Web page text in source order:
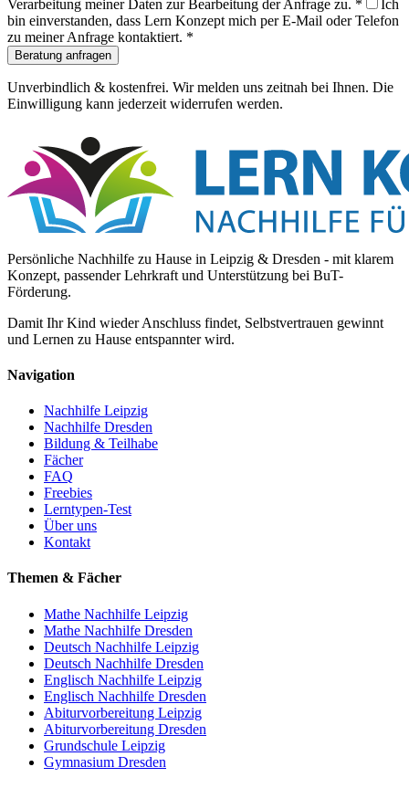
Verarbeitung meiner Daten zur Bearbeitung der Anfrage zu. *
Ich
bin einverstanden, dass Lern Konzept mich per E-Mail oder Telefon
zu meiner Anfrage kontaktiert. *
Beratung anfragen
Unverbindlich & kostenfrei. Wir melden uns zeitnah bei Ihnen. Die
Einwilligung kann jederzeit widerrufen werden.
Persönliche Nachhilfe zu Hause in Leipzig & Dresden - mit klarem
Konzept, passender Lehrkraft und Unterstützung bei BuT-
Förderung.
Damit Ihr Kind wieder Anschluss findet, Selbstvertrauen gewinnt
und Lernen zu Hause entspannter wird.
Navigation
Nachhilfe Leipzig
Nachhilfe Dresden
Bildung & Teilhabe
Fächer
FAQ
Freebies
Lerntypen-Test
Über uns
Kontakt
Themen & Fächer
Mathe Nachhilfe Leipzig
Mathe Nachhilfe Dresden
Deutsch Nachhilfe Leipzig
Deutsch Nachhilfe Dresden
Englisch Nachhilfe Leipzig
Englisch Nachhilfe Dresden
Abiturvorbereitung Leipzig
Abiturvorbereitung Dresden
Grundschule Leipzig
Gymnasium Dresden